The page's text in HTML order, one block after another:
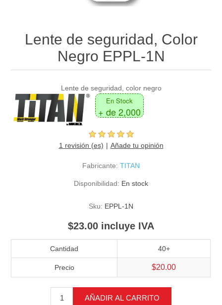
Lente de seguridad, Color
Negro EPPL-1N
Lente de seguridad, color negro
En Stock
+ de 2,000
1 revisión (es) Añade tu opinión
Fabricante: TITAN
Disponibilidad: En stock
Sku: EPPL-1N
$23.00 incluye IVA
Cantidad 40+
Precio $20.00
AÑADIR AL CARRITO